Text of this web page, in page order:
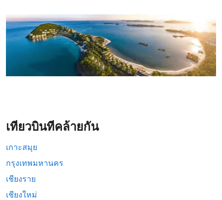
เที่ยวบินที่คล้ายกัน
เกาะสมุย
กรุงเทพมหานคร
เชียงราย
เชียงใหม่